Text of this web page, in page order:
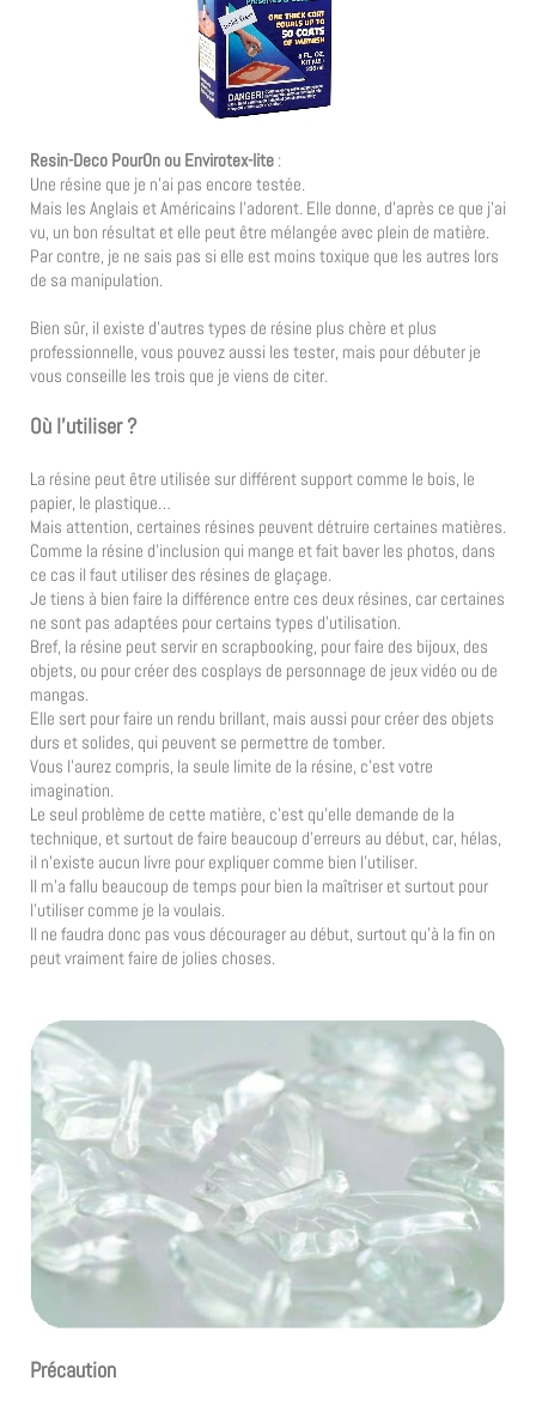
Resin-Deco PourOn ou Envirotex-lite :
Une résine que je n’ai pas encore testée.
Mais les Anglais et Américains l’adorent. Elle donne, d’après ce que j’ai
vu, un bon résultat et elle peut être mélangée avec plein de matière.
Par contre, je ne sais pas si elle est moins toxique que les autres lors
de sa manipulation.
Bien sûr, il existe d’autres types de résine plus chère et plus
professionnelle, vous pouvez aussi les tester, mais pour débuter je
vous conseille les trois que je viens de citer.
Où l’utiliser ?
La résine peut être utilisée sur différent support comme le bois, le
papier, le plastique…
Mais attention, certaines résines peuvent détruire certaines matières.
Comme la résine d’inclusion qui mange et fait baver les photos, dans
ce cas il faut utiliser des résines de glaçage.
Je tiens à bien faire la différence entre ces deux résines, car certaines
ne sont pas adaptées pour certains types d’utilisation.
Bref, la résine peut servir en scrapbooking, pour faire des bijoux, des
objets, ou pour créer des cosplays de personnage de jeux vidéo ou de
mangas.
Elle sert pour faire un rendu brillant, mais aussi pour créer des objets
durs et solides, qui peuvent se permettre de tomber.
Vous l’aurez compris, la seule limite de la résine, c’est votre
imagination.
Le seul problème de cette matière, c’est qu’elle demande de la
technique, et surtout de faire beaucoup d’erreurs au début, car, hélas,
il n’existe aucun livre pour expliquer comme bien l’utiliser.
Il m’a fallu beaucoup de temps pour bien la maîtriser et surtout pour
l’utiliser comme je la voulais.
Il ne faudra donc pas vous décourager au début, surtout qu’à la fin on
peut vraiment faire de jolies choses.
Précaution